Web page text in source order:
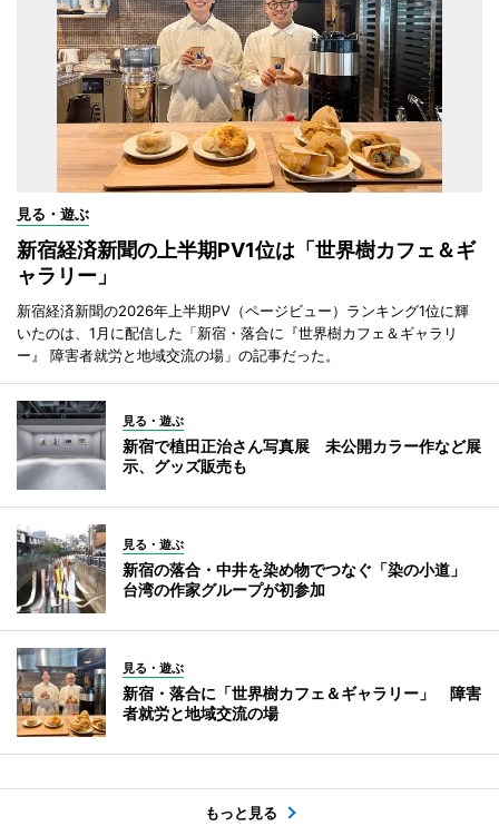
見る・遊ぶ
新宿経済新聞の上半期PV1位は「世界樹カフェ＆ギ
ャラリー」
新宿経済新聞の2026年上半期PV（ページビュー）ランキング1位に輝
いたのは、1月に配信した「新宿・落合に『世界樹カフェ＆ギャラリ
ー』 障害者就労と地域交流の場」の記事だった。
見る・遊ぶ
新宿で植田正治さん写真展 未公開カラー作など展
示、グッズ販売も
見る・遊ぶ
新宿の落合・中井を染め物でつなぐ「染の小道」
台湾の作家グループが初参加
見る・遊ぶ
新宿・落合に「世界樹カフェ＆ギャラリー」 障害
者就労と地域交流の場
もっと見る